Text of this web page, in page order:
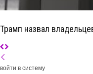
Трамп назвал
войти в систему